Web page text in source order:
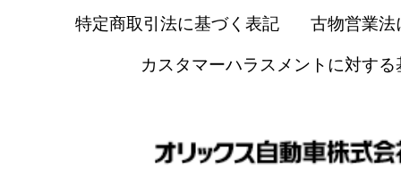
特定商取引法に基づく表記 古物営業法
カスタマーハラスメントに対する